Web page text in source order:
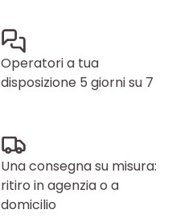
Operatori a tua
disposizione 5 giorni su 7
Una consegna su misura:
ritiro in agenzia o a
domicilio